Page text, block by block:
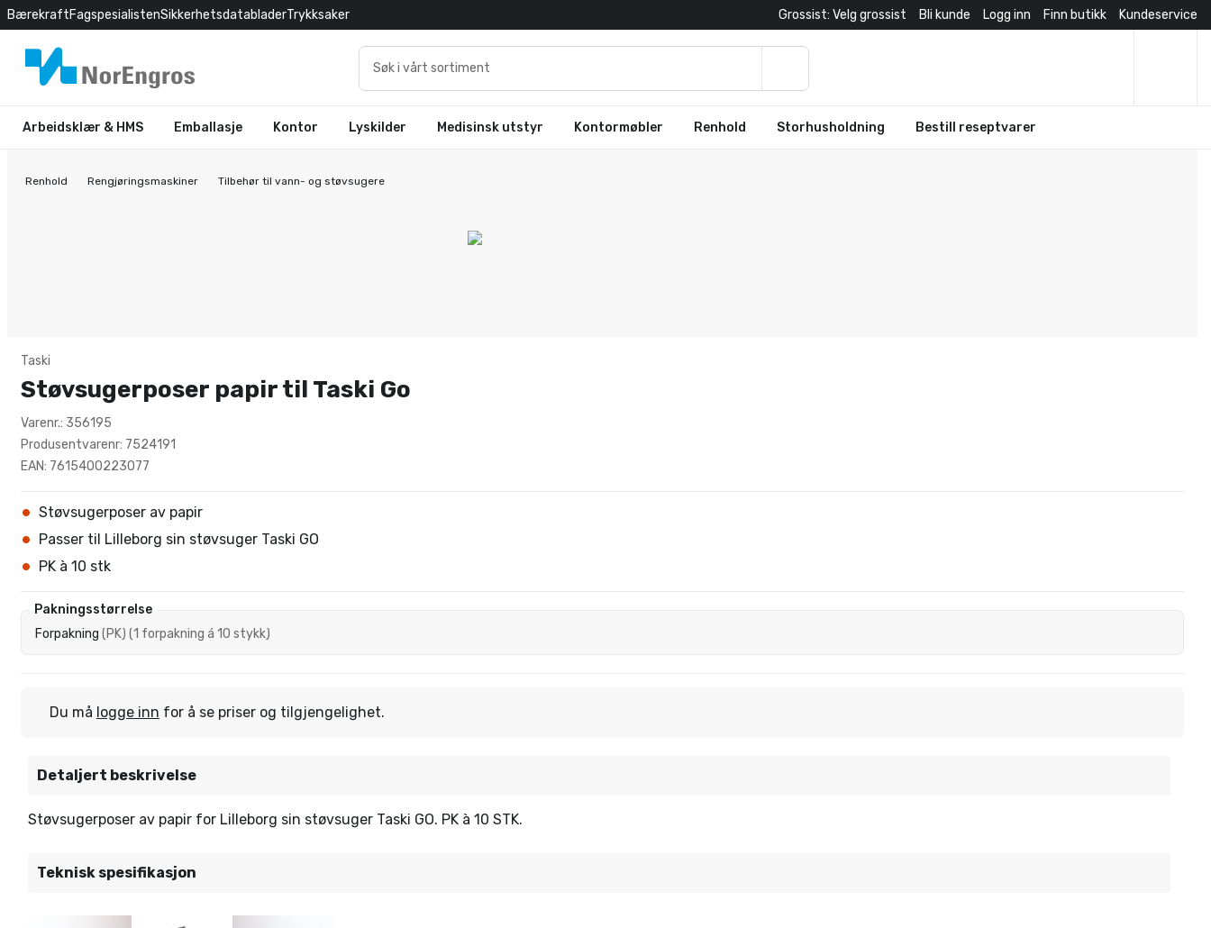
BærekraftFagspesialistenSikkerhetsdatabladerTrykksaker Grossist: Velg grossist Bli kunde Logg inn Finn butikk Kundeservice
Arbeidsklær & HMS Emballasje Kontor Lyskilder Medisinsk utstyr Kontormøbler Renhold Storhusholdning Bestill reseptvarer
Renhold Rengjøringsmaskiner Tilbehør til vann- og støvsugere
Taski
Støvsugerposer papir til Taski Go
Varenr.: 356195
Produsentvarenr: 7524191
EAN: 7615400223077
Støvsugerposer av papir
Passer til Lilleborg sin støvsuger Taski GO
PK à 10 stk
Pakningsstørrelse
Forpakning (PK) (1 forpakning á 10 stykk)
Du må logge inn for å se priser og tilgjengelighet.
Detaljert beskrivelse
Støvsugerposer av papir for Lilleborg sin støvsuger Taski GO. PK à 10 STK.
Teknisk spesifikasjon